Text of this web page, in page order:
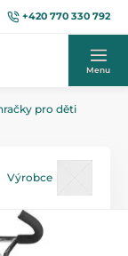
+420 770 330 792
Menu
pro děti
Výrobce